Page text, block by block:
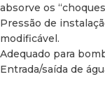
absorve os
Pressão de
modificável.
Adequado para
Entrada/saída de